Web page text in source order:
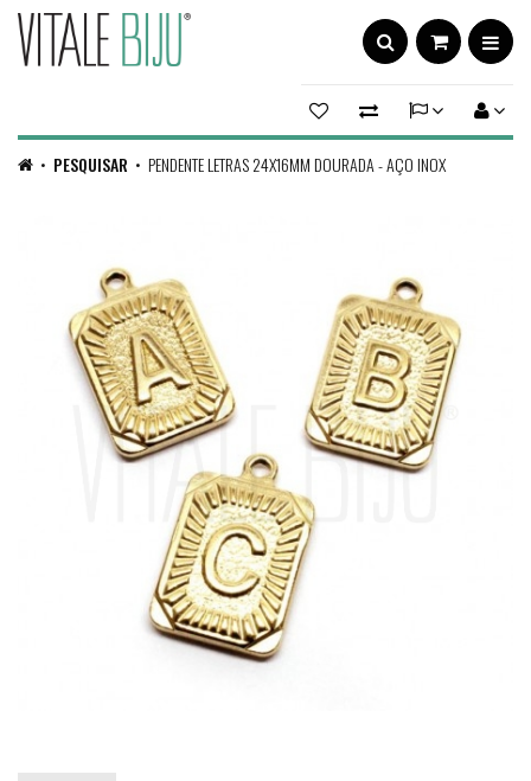
PESQUISAR PENDENTE LETRAS 24X16MM DOURADA - AÇO INOX